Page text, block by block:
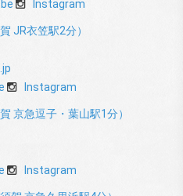
Instagram
JR衣笠駅2分）
Instagram
京急逗子・葉山駅1分）
Instagram